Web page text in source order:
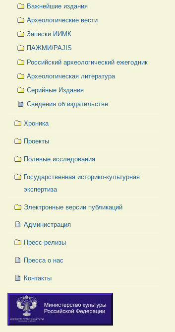
Важнейшие издания
Археологические вести
Записки ИИМК
ПАЖМИ/PAJIS
Российский археологический ежегодник
Археологическая литература
Серийные Издания
Сведения об издательстве
Хроника
Проекты
Полевые исследования
Государственная историко-культурная
экспертиза
Электронные версии публикаций
Администрация
Пресс-релизы
Пресса о нас
Контакты